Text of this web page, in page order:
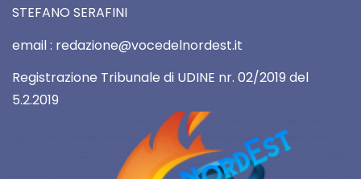
STEFANO SERAFINI
email : redazione@vocedelnordest.it
Registrazione Tribunale di UDINE nr. 02/2019 del
5.2.2019